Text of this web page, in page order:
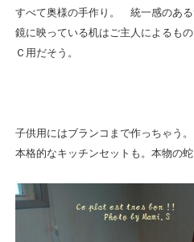
すべて奥様の手作り。 統一感のある
鏡に映っている机はご主人によるも
Ｃ用だそう。
子供用にはブランコまで作っちゃう。
本格的なキッチンセットも。本物の